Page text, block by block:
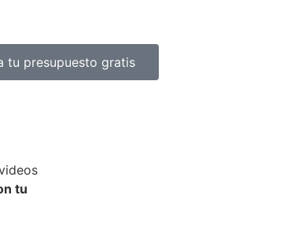
tu presupuesto gratis
tu